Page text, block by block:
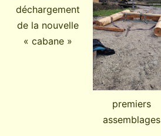
déchargement
de la nouvelle
« cabane »
premiers
assemblages